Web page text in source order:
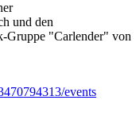
und den
Gruppe "Carlender" von
events